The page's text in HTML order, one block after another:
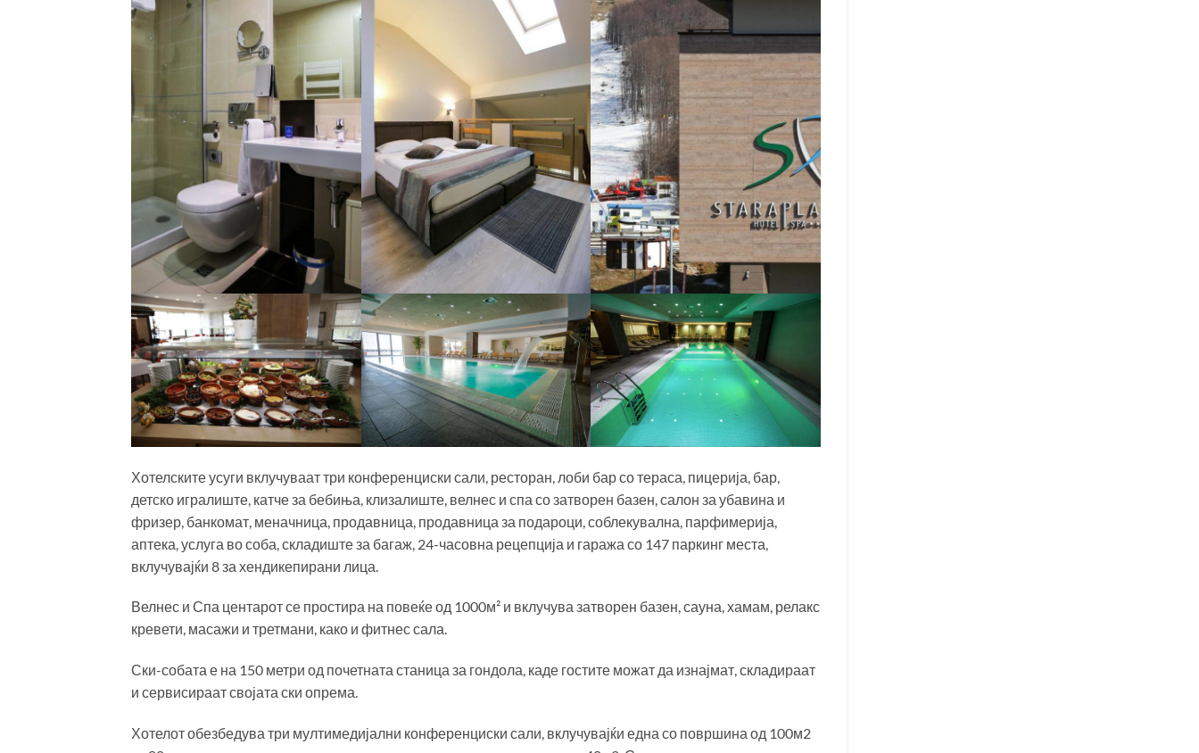
Хотелските усуги вклучуваат три конференциски сали, ресторан, лоби бар со тераса, пицерија, бар,
детско игралиште, катче за бебиња, клизалиште, велнес и спа со затворен базен, салон за убавина и
фризер, банкомат, меначница, продавница, продавница за подароци, соблекувална, парфимерија,
аптека, услуга во соба, складиште за багаж, 24-часовна рецепција и гаража со 147 паркинг места,
вклучувајќи 8 за хендикепирани лица.
Велнес и Спа центарот се простира на повеќе од 1000м² и вклучува затворен базен, сауна, хамам, релакс
кревети, масажи и третмани, како и фитнес сала.
Ски-собата е на 150 метри од почетната станица за гондола, каде гостите можат да изнајмат, складираат
и сервисираат својата ски опрема.
Хотелот обезбедува три мултимедијални конференциски сали, вклучувајќи една со површина од 100м2